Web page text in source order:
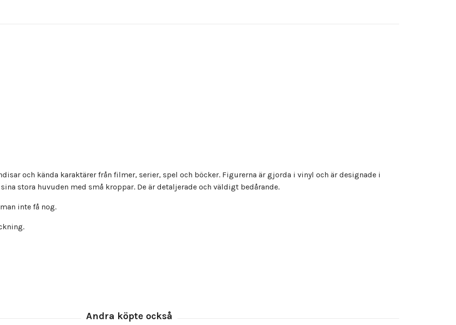
och kända karaktärer från filmer, serier, spel och böcker. Figurerna är gjorda i vinyl och är designade i
stora huvuden med små kroppar. De är detaljerade och väldigt bedårande.
inte få nog.